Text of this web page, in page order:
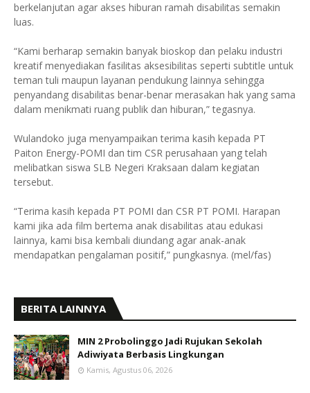
berkelanjutan agar akses hiburan ramah disabilitas semakin
luas.
“Kami berharap semakin banyak bioskop dan pelaku industri
kreatif menyediakan fasilitas aksesibilitas seperti subtitle untuk
teman tuli maupun layanan pendukung lainnya sehingga
penyandang disabilitas benar-benar merasakan hak yang sama
dalam menikmati ruang publik dan hiburan,” tegasnya.
Wulandoko juga menyampaikan terima kasih kepada PT
Paiton Energy-POMI dan tim CSR perusahaan yang telah
melibatkan siswa SLB Negeri Kraksaan dalam kegiatan
tersebut.
“Terima kasih kepada PT POMI dan CSR PT POMI. Harapan
kami jika ada film bertema anak disabilitas atau edukasi
lainnya, kami bisa kembali diundang agar anak-anak
mendapatkan pengalaman positif,” pungkasnya. (mel/fas)
BERITA LAINNYA
MIN 2 Probolinggo Jadi Rujukan Sekolah
Adiwiyata Berbasis Lingkungan
Kamis, Agustus 06, 2026